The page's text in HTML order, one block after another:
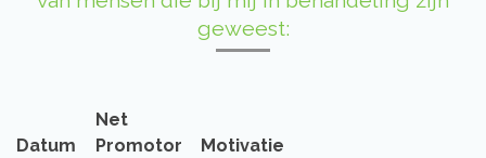
geweest:
Datum
Net
Promotor
Motivatie